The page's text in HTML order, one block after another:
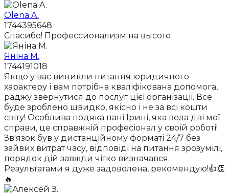
Olena A.
1744395648
Спасибо! Профессионализм на высоте
Яніна М.
1744191018
Якщо у вас виникли питання юридичного
характеру і вам потрібна кваліфікована допомога,
раджу звернутися до послуг цієї організації. Все
буде зроблено швидко, якісно і не за всі кошти
світу! Особлива подяка пані Ірині, яка вела дві мої
справи, це справжній професіонал у своїй роботі!
Зв'язок був у дистанційному форматі 24/7 без
зайвих витрат часу, відповіді на питання зрозумілі,
порядок дій завжди чітко визначався.
Результатами я дуже задоволена, рекомендую!👍👏
🔥